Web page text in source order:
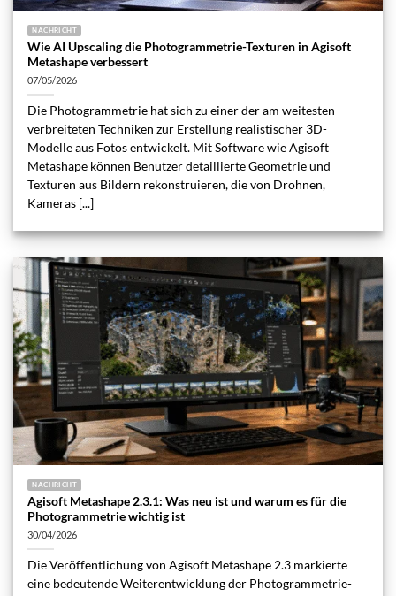
NACHRICHT
Wie AI Upscaling die Photogrammetrie-Texturen in Agisoft
Metashape verbessert
07/05/2026
Die Photogrammetrie hat sich zu einer der am weitesten
verbreiteten Techniken zur Erstellung realistischer 3D-
Modelle aus Fotos entwickelt. Mit Software wie Agisoft
Metashape können Benutzer detaillierte Geometrie und
Texturen aus Bildern rekonstruieren, die von Drohnen,
Kameras [...]
NACHRICHT
Agisoft Metashape 2.3.1: Was neu ist und warum es für die
Photogrammetrie wichtig ist
30/04/2026
Die Veröffentlichung von Agisoft Metashape 2.3 markierte
eine bedeutende Weiterentwicklung der Photogrammetrie-